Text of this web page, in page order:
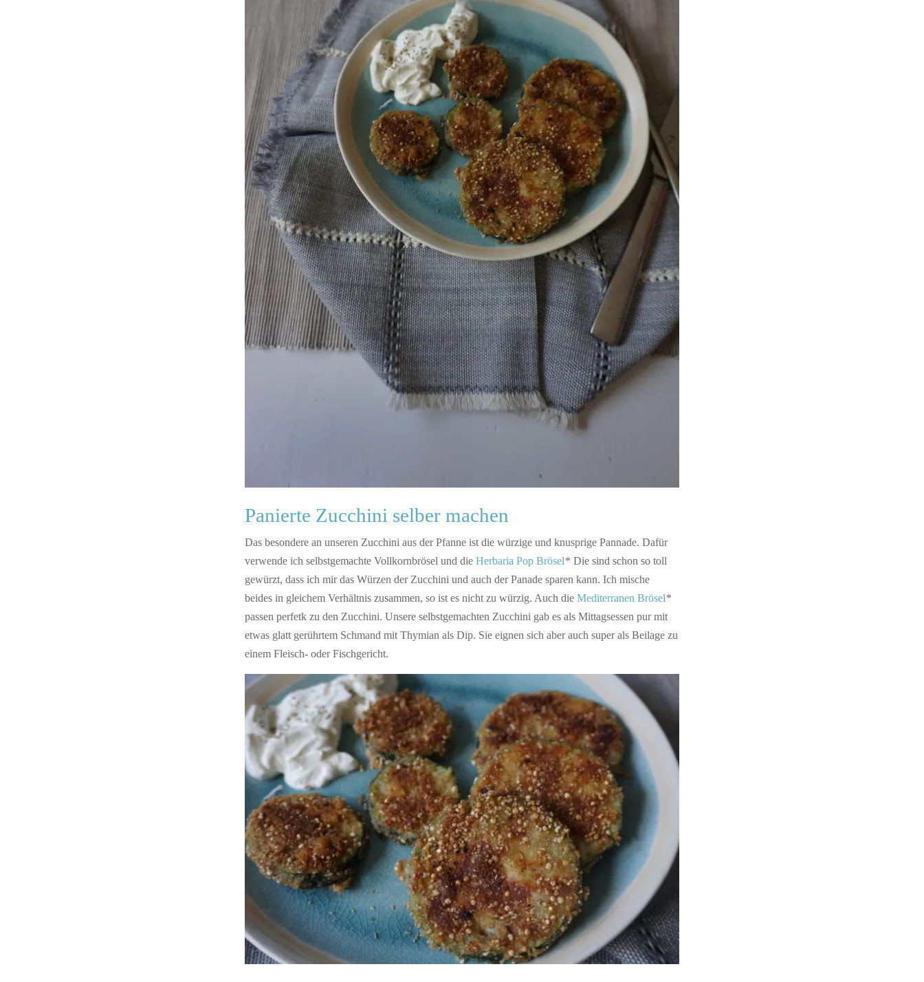
Panierte Zucchini selber machen
Das besondere an unseren Zucchini aus der Pfanne ist die würzige und knusprige Pannade. Dafür
verwende ich selbstgemachte Vollkornbrösel und die Herbaria Pop Brösel* Die sind schon so toll
gewürzt, dass ich mir das Würzen der Zucchini und auch der Panade sparen kann. Ich mische
beides in gleichem Verhältnis zusammen, so ist es nicht zu würzig. Auch die Mediterranen Brösel*
passen perfetk zu den Zucchini. Unsere selbstgemachten Zucchini gab es als Mittagsessen pur mit
etwas glatt gerührtem Schmand mit Thymian als Dip. Sie eignen sich aber auch super als Beilage zu
einem Fleisch- oder Fischgericht.